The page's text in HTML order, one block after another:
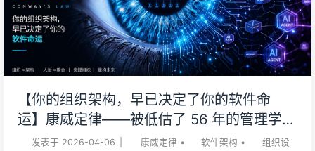
篇文章给一套能动手的组织设计法——Team Topologies（团队
拓扑，Skelton & Pais, 2019 / 2025 第二版）。核心三条：按价
值流切团队、盯紧每个团队的认知负荷、把内部平台当产品。下
面用一个制造业的真实场景拆开讲，再把视角拉到 2026 年的 AI
Topologies 重新定位为「AI 时代的基础设施 for agency」，这
是这一版要补的关键判读。 一位制造业 CIO（案例基于真实项
目...
【你的组织架构，早已决定了你的软件命
运】康威定律——被低估了 56 年的管理学铁
律 AI 时代软件工程变革——慢慢学AI171
发表于 2026-04-06 康威定律 • 软件架构 •
组织设